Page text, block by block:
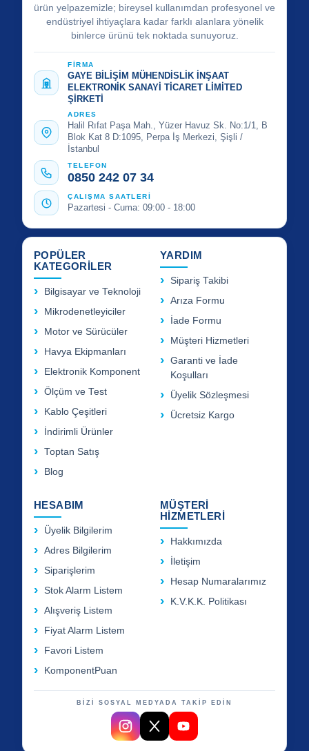
ürün yelpazemizle; bireysel kullanımdan profesyonel ve
endüstriyel ihtiyaçlara kadar farklı alanlara yönelik
binlerce ürünü tek noktada sunuyoruz.
FİRMA
GAYE BİLİŞİM MÜHENDİSLİK İNŞAAT
ELEKTRONİK SANAYİ TİCARET LİMİTED
ŞİRKETİ
ADRES
Halil Rıfat Paşa Mah., Yüzer Havuz Sk. No:1/1, B
Blok Kat 8 D:1095, Perpa İş Merkezi, Şişli /
İstanbul
TELEFON
0850 242 07 34
ÇALIŞMA SAATLERİ
Pazartesi - Cuma: 09:00 - 18:00
POPÜLER
KATEGORİLER
Bilgisayar ve Teknoloji
Mikrodenetleyiciler
Motor ve Sürücüler
Havya Ekipmanları
Elektronik Komponent
Ölçüm ve Test
Kablo Çeşitleri
İndirimli Ürünler
Toptan Satış
Blog
YARDIM
Sipariş Takibi
Arıza Formu
İade Formu
Müşteri Hizmetleri
Garanti ve İade
Koşulları
Üyelik Sözleşmesi
Ücretsiz Kargo
HESABIM
Üyelik Bilgilerim
Adres Bilgilerim
Siparişlerim
Stok Alarm Listem
Alışveriş Listem
Fiyat Alarm Listem
Favori Listem
KomponentPuan
MÜŞTERİ
HİZMETLERİ
Hakkımızda
İletişim
Hesap Numaralarımız
K.V.K.K. Politikası
BİZİ SOSYAL MEDYADA TAKİP EDİN